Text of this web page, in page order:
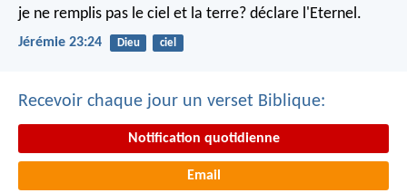
je ne remplis pas le ciel et la terre? déclare l'Eternel.
Jérémie 23:24 Dieu ciel
Recevoir chaque jour un verset Biblique:
Notification quotidienne
Email